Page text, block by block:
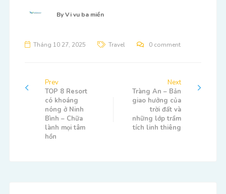
ByVi vu ba miền
Tháng 10 27, 2025 Travel 0 comment
Prev
TOP 8 Resort
có khoáng
nóng ở Ninh
Bình – Chữa
lành mọi tâm
hồn
Next
Tràng An – Bản
giao hưởng của
trời đất và
những lớp trầm
tích linh thiêng